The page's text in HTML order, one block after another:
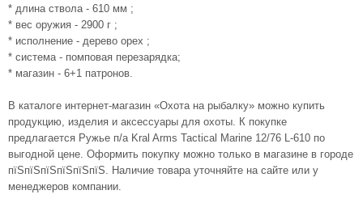
* длина ствола - 610 мм ;
* вес оружия - 2900 г ;
* исполнение - дерево орех ;
* система - помповая перезарядка;
* магазин - 6+1 патронов.
В каталоге интернет-магазин «Охота на рыбалку» можно купить
продукцию, изделия и аксессуары для охоты. К покупке
предлагается Ружье п/а Kral Arms Tactical Marine 12/76 L-610 по
выгодной цене. Оформить покупку можно только в магазине в городе
пїЅпїЅпїЅпїЅпїЅпїЅ. Наличие товара уточняйте на сайте или у
менеджеров компании.